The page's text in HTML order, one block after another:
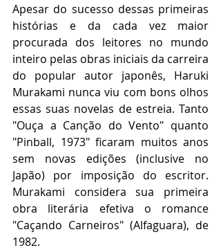
Apesar do sucesso dessas primeiras
histórias e da cada vez maior
procurada dos leitores no mundo
inteiro pelas obras iniciais da carreira
do popular autor japonês, Haruki
Murakami nunca viu com bons olhos
essas suas novelas de estreia. Tanto
"Ouça a Canção do Vento" quanto
"Pinball, 1973" ficaram muitos anos
sem novas edições (inclusive no
Japão) por imposição do escritor.
Murakami considera sua primeira
obra literária efetiva o romance
"Caçando Carneiros" (Alfaguara), de
1982.